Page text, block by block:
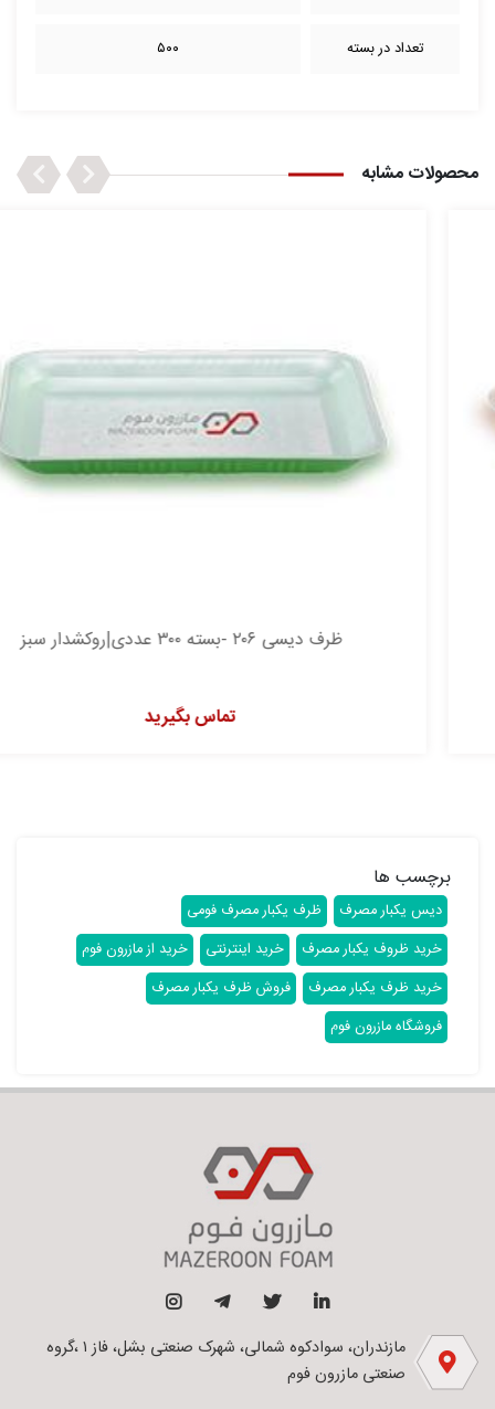
تعداد در بسته ۵۰۰
محصولات مشابه Previous
ظرف دیسی ۲۰۶ -بسته ۳۰۰ عددی|روکشدار سبز
تماس بگیرید
Next
برچسب ها
دیس یکبار مصرف
ظرف یکبار مصرف فومی
خرید ظروف یکبار مصرف
خرید اینترنتی
خرید از مازرون فوم
خرید ظرف یکبار مصرف
فروش ظرف یکبار مصرف
فروشگاه مازرون فوم
مازندران، سوادکوه شمالی، شهرک صنعتی بشل، فاز ۱ ،گروه
صنعتی مازرون فوم